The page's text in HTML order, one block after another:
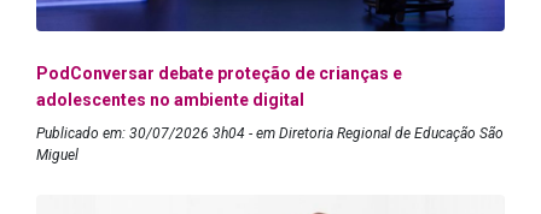
PodConversar debate proteção de crianças e
adolescentes no ambiente digital
Publicado em: 30/07/2026 3h04 - em Diretoria Regional de Educação São
Miguel